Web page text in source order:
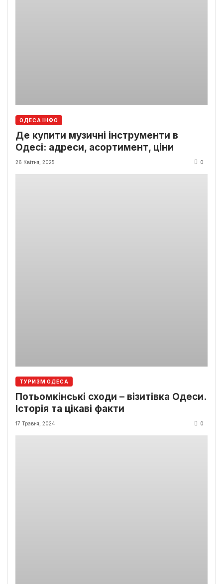
ОДЕСА ІНФО
Де купити музичні інструменти в
Одесі: адреси, асортимент, ціни
26 Квітня, 2025 0
ТУРИЗМ ОДЕСА
Потьомкінські сходи – візитівка Одеси.
Історія та цікаві факти
17 Травня, 2024 0